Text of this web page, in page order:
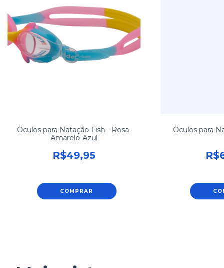
Óculos para Natação Fish - Rosa-
Amarelo-Azul
R$49,95
COMPRAR
Óculos para